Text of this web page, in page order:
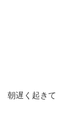
朝遅く起きて